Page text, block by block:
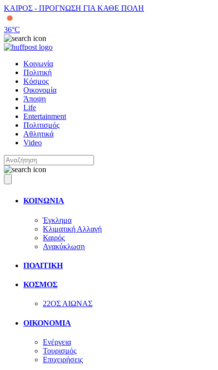
ΚΑΙΡΟΣ - ΠΡΟΓΝΩΣΗ ΓΙΑ ΚΑΘΕ ΠΟΛΗ
36°C
Κοινωνία
Πολιτική
Κόσμος
Οικονομία
Άποψη
Life
Entertainment
Πολιτισμός
Αθλητικά
Video
ΚΟΙΝΩΝΙΑ
Έγκλημα
Κλιματική Αλλαγή
Καιρός
Ανακύκλωση
ΠΟΛΙΤΙΚΗ
ΚΟΣΜΟΣ
22ΟΣ ΑΙΩΝΑΣ
ΟΙΚΟΝΟΜΙΑ
Ενέργεια
Τουρισμός
Επιχειρήσεις